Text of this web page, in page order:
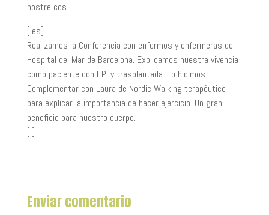
nostre cos.
[:es]
Realizamos la Conferencia con enfermos y enfermeras del
Hospital del Mar de Barcelona. Explicamos nuestra vivencia
como paciente con FPI y trasplantada. Lo hicimos
Complementar con Laura de Nordic Walking terapéutico
para explicar la importancia de hacer ejercicio. Un gran
beneficio para nuestro cuerpo.
[:]
Enviar comentario